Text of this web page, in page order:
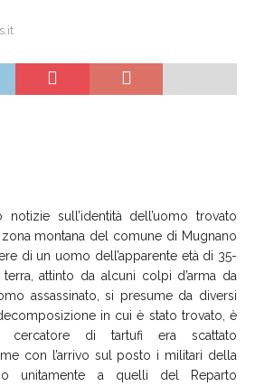
notizie sull’identità dell’uomo trovato
montana del comune di Mugnano
di un uomo dell’apparente età di 35-
attinto da alcuni colpi d’arma da
assassinato, si presume da diversi
in cui è stato trovato, è
di tartufi era scattato
con l’arrivo sul posto i militari della
unitamente a quelli del Reparto